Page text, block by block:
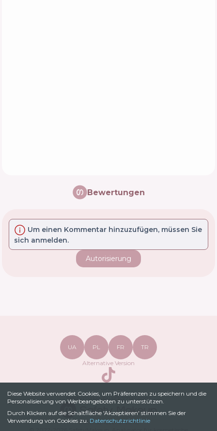
Diese Website verwendet Cookies, um Präferenzen zu speichern und die
Personalisierung von Werbeangeboten zu unterstützen.
Durch Klicken auf die Schaltfläche 'Akzeptieren' stimmen Sie der
Verwendung von Cookies zu. Datenschutzrichtlinie
Bewertungen
Um einen Kommentar hinzuzufügen, müssen Sie
sich anmelden.
Autorisierung
Datenschutzrichtlinie
UA PL FR TR
Alternative Version
TikTok
safetymakeupua@gmail.com